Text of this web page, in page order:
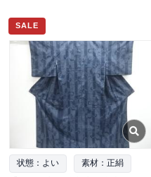
SALE
状態：よい 素材：正絹